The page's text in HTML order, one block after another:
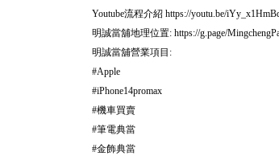
Youtube流程介紹 https://youtu.be/
明誠當舖地理位置: https://g.page/
明誠當舖營業項目 :
#Apple
#iPhone14promax
#機車買賣
#筆電典當
#金飾典當